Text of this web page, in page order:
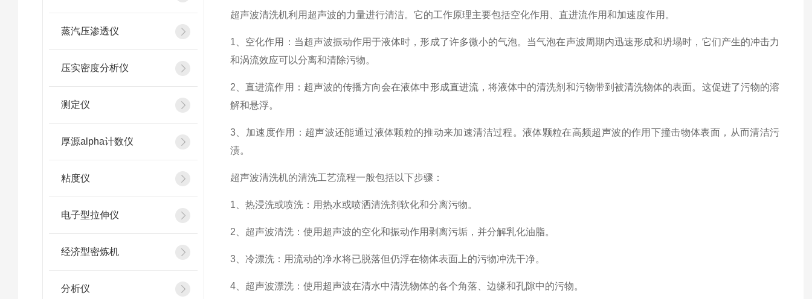
蒸汽压渗透仪
压实密度分析仪
测定仪
厚源alpha计数仪
粘度仪
电子型拉伸仪
经济型密炼机
分析仪
超声波清洗机利用超声波的力量进行清洁。它的工作原理主要包括空化作用、直进流作用和加速度作用。
1、空化作用：当超声波振动作用于液体时，形成了许多微小的气泡。当气泡在声波周期内迅速形成和坍塌时，它们产生的冲击力
和涡流效应可以分离和清除污物。
2、直进流作用：超声波的传播方向会在液体中形成直进流，将液体中的清洗剂和污物带到被清洗物体的表面。这促进了污物的溶
解和悬浮。
3、加速度作用：超声波还能通过液体颗粒的推动来加速清洁过程。液体颗粒在高频超声波的作用下撞击物体表面，从而清洁污
渍。
超声波清洗机的清洗工艺流程一般包括以下步骤：
1、热浸洗或喷洗：用热水或喷洒清洗剂软化和分离污物。
2、超声波清洗：使用超声波的空化和振动作用剥离污垢，并分解乳化油脂。
3、冷漂洗：用流动的净水将已脱落但仍浮在物体表面上的污物冲洗干净。
4、超声波漂洗：使用超声波在清水中清洗物体的各个角落、边缘和孔隙中的污物。